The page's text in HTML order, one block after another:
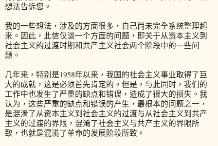
想法告诉您。
我的一些想法，涉及的方面很多，自己尚未完全系统整理起
来。因此，此信仅谈一个方面的问题，即关于从资本主义到
社会主义的过渡时期和共产主义社会两个阶段中的一些问
题。
几年来，特别是1958年以来，我国的社会主义事业取得了巨
大的成就，这是必须首先肯定的。但是，与此同时，我们的
工作中也发生了严重的缺点和错误，造成了很大的损失。我
认为，这些严重的缺点和错误的产生，最根本的问题之一，
是混淆了从资本主义到社会主义的过渡与从社会主义到共产
主义的过渡的界限，混淆了社会主义与共产主义的界限所
致，也就是混淆了革命的发展阶段所致。